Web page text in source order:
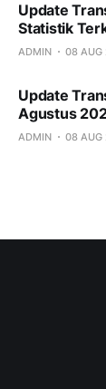
Update
Statistik
ADMIN 08 AUG
Update
Agustus
ADMIN 08 AUG